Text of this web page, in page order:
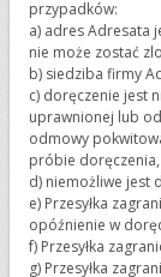
przypadków:
a) adres Adresata
nie może zostać
b) siedziba firmy
c) doręczenie jest
uprawnionej lub
odmowy
próbie doręczenia,
d) niemożliwe jest
e) Przesyłka
opóźnienie w
f) Przesyłka
g) Przesyłka